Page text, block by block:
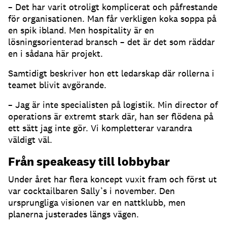
– Det har varit otroligt komplicerat och påfrestande
för organisationen. Man får verkligen koka soppa på
en spik ibland. Men hospitality är en
lösningsorienterad bransch – det är det som räddar
en i sådana här projekt.
Samtidigt beskriver hon ett ledarskap där rollerna i
teamet blivit avgörande.
– Jag är inte specialisten på logistik. Min director of
operations är extremt stark där, han ser flödena på
ett sätt jag inte gör. Vi kompletterar varandra
väldigt väl.
Från speakeasy till lobbybar
Under året har flera koncept vuxit fram och först ut
var cocktailbaren Sally’s i november. Den
ursprungliga visionen var en nattklubb, men
planerna justerades längs vägen.